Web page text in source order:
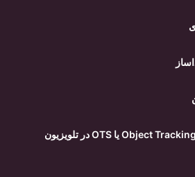
بررسی قابلیت Object Tracking Sound یا OTS در تلویزیون